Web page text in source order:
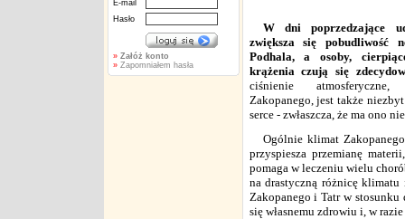
E-mail
Hasło
» Załóż konto
»Zapomniałem hasła
W dni poprzedzające
zwiększa się pobudliwość
Podhala, a osoby,
krążenia czują się
ciśnienie
Zakopanego, jest także
serce - zwłaszcza, że ma ono
Ogólnie klimat
przyspiesza przemianę
pomaga w leczeniu wielu
na drastyczną różnicę klimatu
Zakopanego i Tatr w
się własnemu zdrowiu i, w